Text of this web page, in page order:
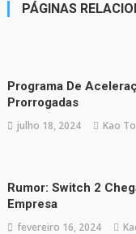
PÁGINAS
Programa De
Prorrogadas
julho 18, 2024 Kao
Rumor: Switch 2
Empresa
fevereiro 16, 2024